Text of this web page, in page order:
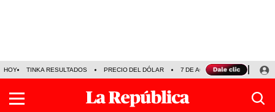
HOY TINKA RESULTADOS PRECIO DEL DÓLAR 7 DE AGOSTO OLLANTA